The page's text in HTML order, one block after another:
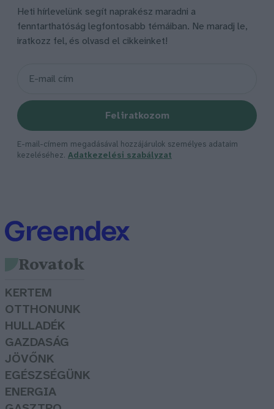
Heti hírlevelünk segít naprakész maradni a
fenntarthatóság legfontosabb témáiban. Ne maradj le,
iratkozz fel, és olvasd el cikkeinket!
Feliratkozom
E-mail-címem megadásával hozzájárulok személyes adataim
kezeléséhez. Adatkezelési szabályzat
Rovatok
KERTEM
OTTHONUNK
HULLADÉK
GAZDASÁG
JÖVŐNK
EGÉSZSÉGÜNK
ENERGIA